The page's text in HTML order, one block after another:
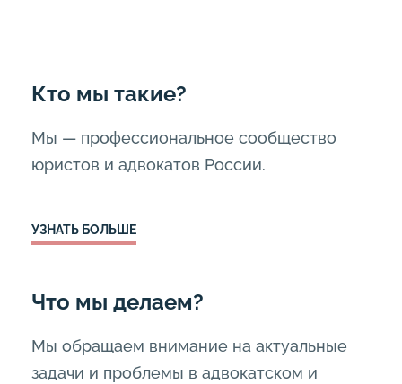
Кто мы такие?
Мы — профессиональное сообщество
юристов и адвокатов России.
УЗНАТЬ БОЛЬШЕ
Что мы делаем?
Мы обращаем внимание на актуальные
задачи и проблемы в адвокатском и